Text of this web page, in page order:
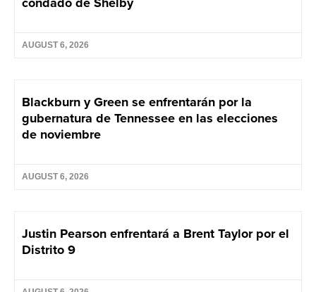
AUGUST 6, 2026
Blackburn y Green se enfrentarán por la
gubernatura de Tennessee en las elecciones
de noviembre
AUGUST 6, 2026
Justin Pearson enfrentará a Brent Taylor por el
Distrito 9